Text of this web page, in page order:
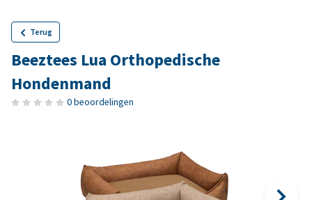
Terug
Beeztees Lua Orthopedische
Hondenmand
0 beoordelingen